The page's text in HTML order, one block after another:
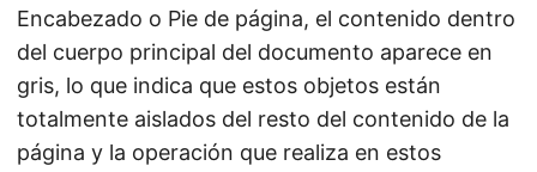
Encabezado o Pie de página, el contenido dentro
del cuerpo principal del documento aparece en
gris, lo que indica que estos objetos están
totalmente aislados del resto del contenido de la
página y la operación que realiza en estos